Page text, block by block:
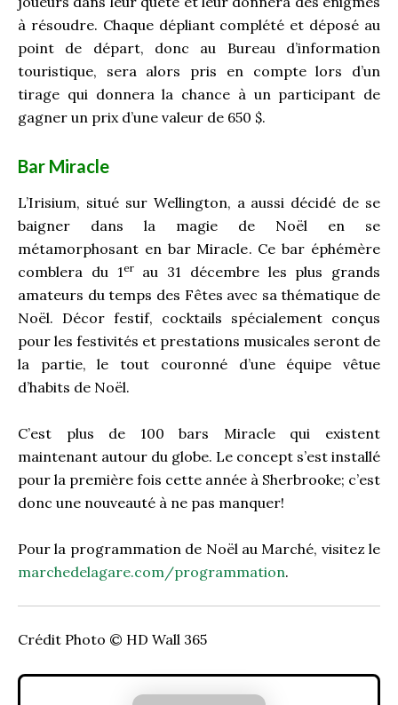
à résoudre. Chaque dépliant complété et déposé au
point de départ, donc au Bureau d’information
touristique, sera alors pris en compte lors d’un
tirage qui donnera la chance à un participant de
gagner un prix d’une valeur de 650 $.
Bar Miracle
L’Irisium, situé sur Wellington, a aussi décidé de se
baigner dans la magie de Noël en se
métamorphosant en bar Miracle. Ce bar éphémère
comblera du 1erau 31 décembre les plus grands
amateurs du temps des Fêtes avec sa thématique de
Noël. Décor festif, cocktails spécialement conçus
pour les festivités et prestations musicales seront de
la partie, le tout couronné d’une équipe vêtue
d’habits de Noël.
C’est plus de 100 bars Miracle qui existent
maintenant autour du globe. Le concept s’est installé
pour la première fois cette année à Sherbrooke; c’est
donc une nouveauté à ne pas manquer!
Pour la programmation de Noël au Marché, visitez le
marchedelagare.com/programmation.
Crédit Photo © HD Wall 365